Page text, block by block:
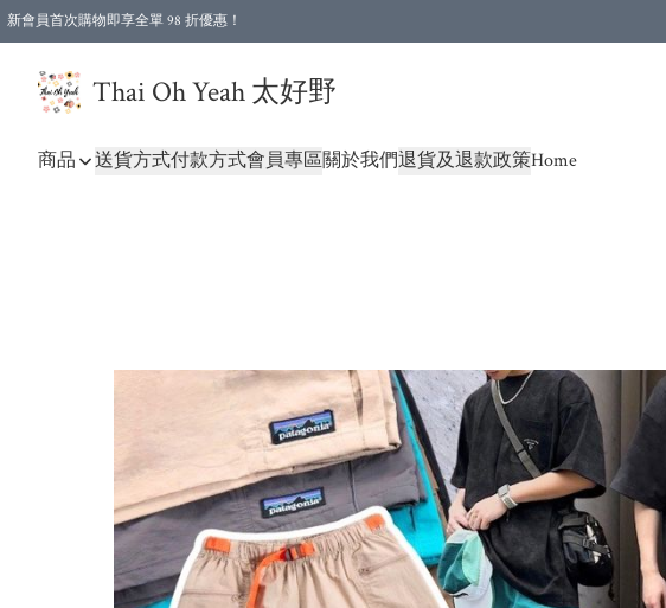
新會員首次購物即享全單 98 折優惠！
Thai Oh Yeah 太好野
商品 送貨方式付款方式會員專區關於我們退貨及退款政策Home